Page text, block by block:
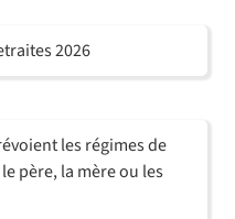
2026
les régimes de
père, la mère ou les